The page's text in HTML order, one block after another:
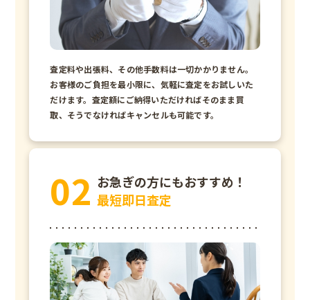
査定料や出張料、その他手数料は一切かかりません。
お客様のご負担を最小限に、気軽に査定をお試しいた
だけます。査定額にご納得いただければそのまま買
取、そうでなければキャンセルも可能です。
お急ぎの方にもおすすめ！
最短即日査定